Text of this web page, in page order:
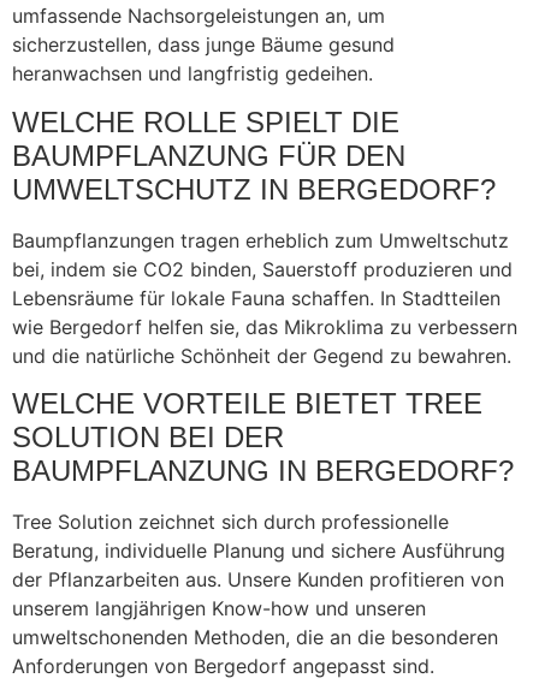
umfassende Nachsorgeleistungen an, um
sicherzustellen, dass junge Bäume gesund
heranwachsen und langfristig gedeihen.
WELCHE ROLLE SPIELT DIE
BAUMPFLANZUNG FÜR DEN
UMWELTSCHUTZ IN BERGEDORF?
Baumpflanzungen tragen erheblich zum Umweltschutz
bei, indem sie CO2 binden, Sauerstoff produzieren und
Lebensräume für lokale Fauna schaffen. In Stadtteilen
wie Bergedorf helfen sie, das Mikroklima zu verbessern
und die natürliche Schönheit der Gegend zu bewahren.
WELCHE VORTEILE BIETET TREE
SOLUTION BEI DER
BAUMPFLANZUNG IN BERGEDORF?
Tree Solution zeichnet sich durch professionelle
Beratung, individuelle Planung und sichere Ausführung
der Pflanzarbeiten aus. Unsere Kunden profitieren von
unserem langjährigen Know-how und unseren
umweltschonenden Methoden, die an die besonderen
Anforderungen von Bergedorf angepasst sind.